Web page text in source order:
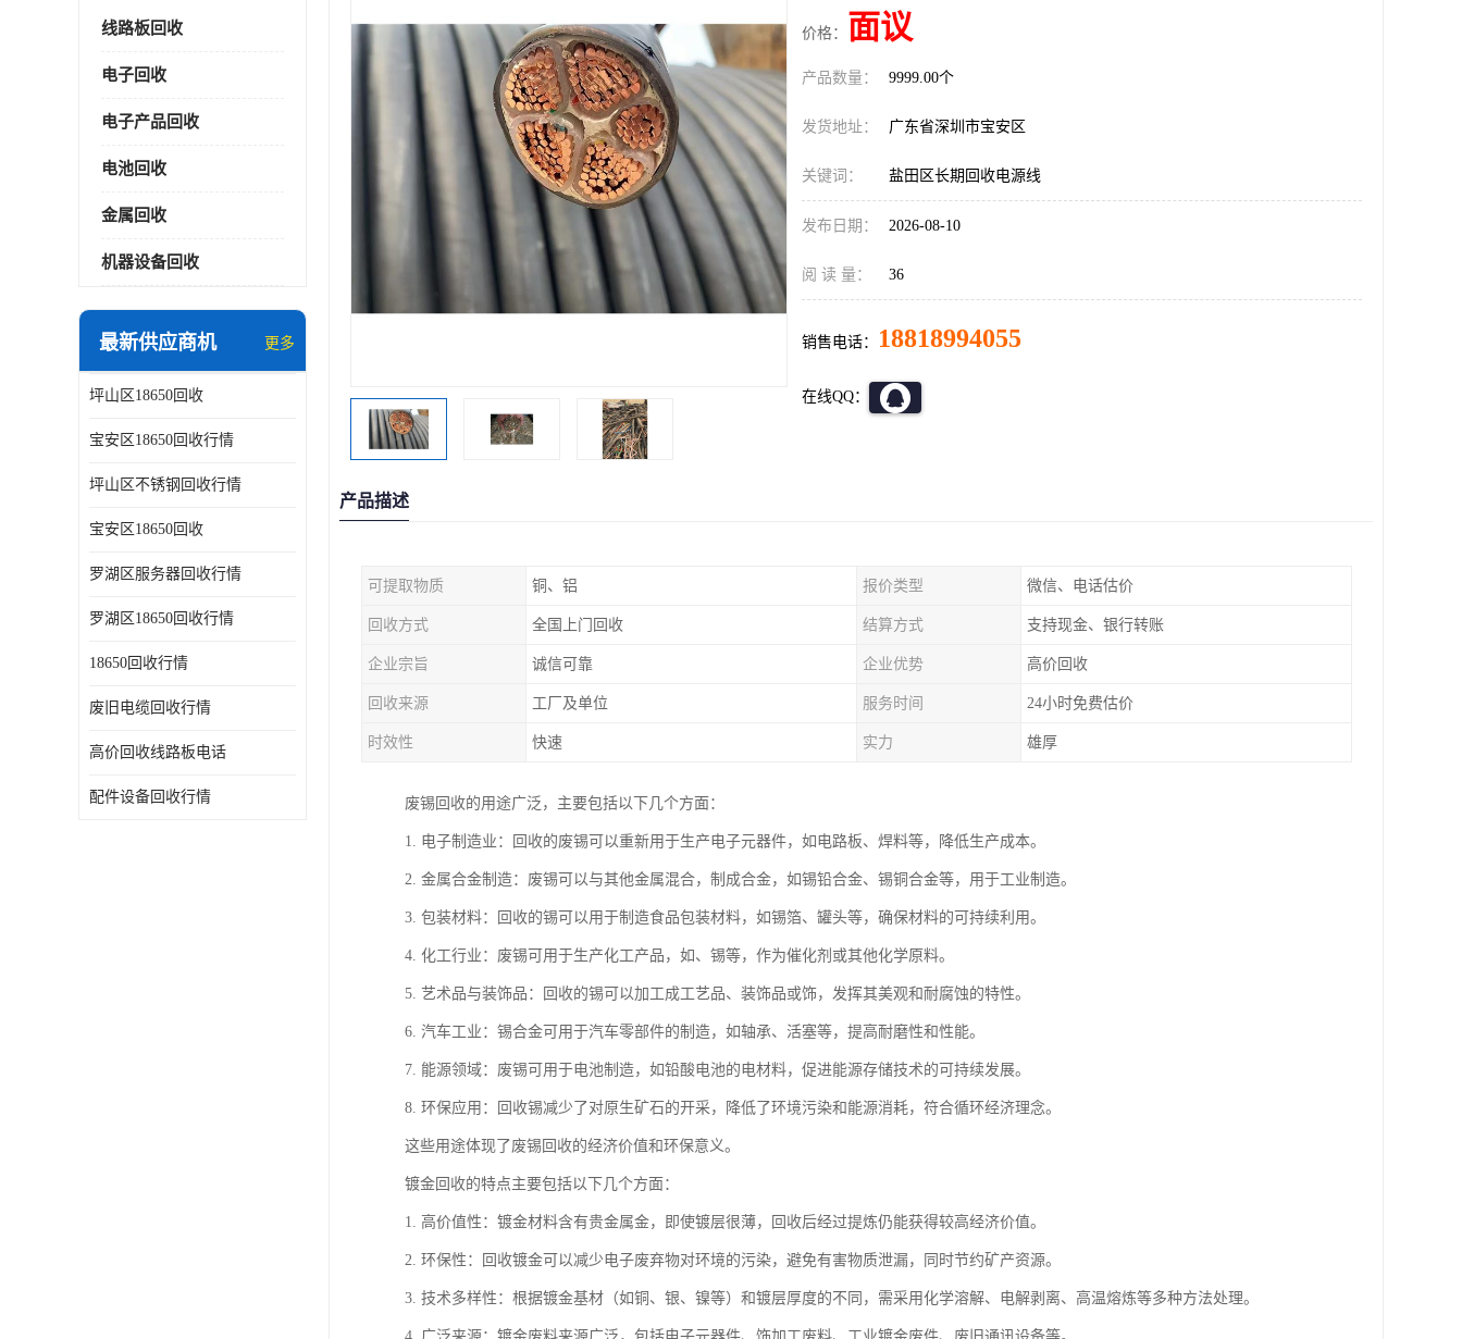
线路板回收
电子回收
电子产品回收
电池回收
金属回收
机器设备回收
最新供应商机 更多
坪山区18650回收
宝安区18650回收行情
坪山区不锈钢回收行情
宝安区18650回收
罗湖区服务器回收行情
罗湖区18650回收行情
18650回收行情
废旧电缆回收行情
高价回收线路板电话
配件设备回收行情
价格： 面议
产品数量： 9999.00个
发货地址： 广东省深圳市宝安区
关键词： 盐田区长期回收电源线
发布日期： 2026-08-10
阅 读 量： 36
销售电话： 18818994055
在线QQ：
产品描述
可提取物质 铜、铝 报价类型 微信、电话估价
回收方式 全国上门回收 结算方式 支持现金、银行转账
企业宗旨 诚信可靠 企业优势 高价回收
回收来源 工厂及单位 服务时间 24小时免费估价
时效性 快速 实力 雄厚
废锡回收的用途广泛，主要包括以下几个方面：
1. 电子制造业：回收的废锡可以重新用于生产电子元器件，如电路板、焊料等，降低生产成本。
2. 金属合金制造：废锡可以与其他金属混合，制成合金，如锡铅合金、锡铜合金等，用于工业制造。
3. 包装材料：回收的锡可以用于制造食品包装材料，如锡箔、罐头等，确保材料的可持续利用。
4. 化工行业：废锡可用于生产化工产品，如、锡等，作为催化剂或其他化学原料。
5. 艺术品与装饰品：回收的锡可以加工成工艺品、装饰品或饰，发挥其美观和耐腐蚀的特性。
6. 汽车工业：锡合金可用于汽车零部件的制造，如轴承、活塞等，提高耐磨性和性能。
7. 能源领域：废锡可用于电池制造，如铅酸电池的电材料，促进能源存储技术的可持续发展。
8. 环保应用：回收锡减少了对原生矿石的开采，降低了环境污染和能源消耗，符合循环经济理念。
这些用途体现了废锡回收的经济价值和环保意义。
镀金回收的特点主要包括以下几个方面：
1. 高价值性：镀金材料含有贵金属金，即使镀层很薄，回收后经过提炼仍能获得较高经济价值。
2. 环保性：回收镀金可以减少电子废弃物对环境的污染，避免有害物质泄漏，同时节约矿产资源。
3. 技术多样性：根据镀金基材（如铜、银、镍等）和镀层厚度的不同，需采用化学溶解、电解剥离、高温熔炼等多种方法处理。